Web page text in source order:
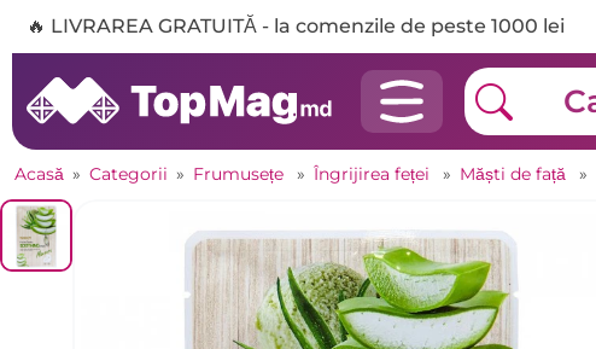
🔥 LIVRAREA GRATUITĂ - la comenzile de peste 1000 lei
Acasă » Categorii » Frumusețe » Îngrijirea feței » Măști de față »